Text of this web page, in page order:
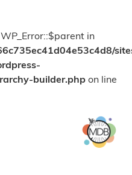
in
builder.php on line